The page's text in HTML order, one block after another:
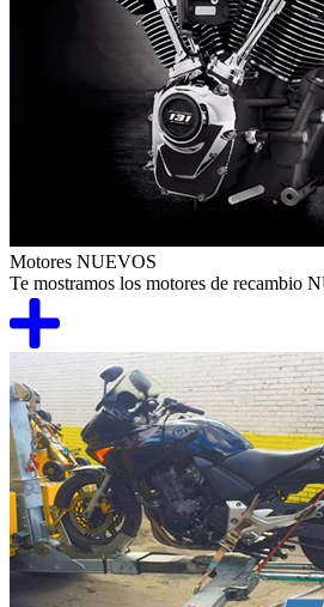
Motores NUEVOS
Te mostramos los motores de recambio